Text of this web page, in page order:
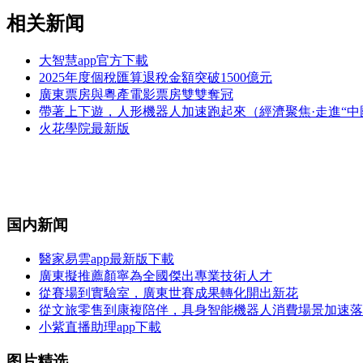
相关新闻
大智慧app官方下載
2025年度個稅匯算退稅金額突破1500億元
廣東票房與粵產電影票房雙雙奪冠
帶著上下遊，人形機器人加速跑起來（經濟聚焦·走進“中
火花學院最新版
国内新闻
醫家易雲app最新版下載
廣東擬推薦顏寧為全國傑出專業技術人才
從賽場到實驗室，廣東世賽成果轉化開出新花
從文旅零售到康複陪伴，具身智能機器人消費場景加速
小紫直播助理app下載